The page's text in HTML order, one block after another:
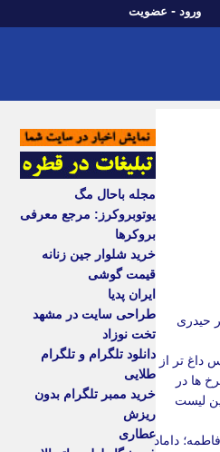
ورود - عضویت
حیدری
داغ تر از
سرخ ها در
لیست
داماد
مجله باحال مگ
یوتوبروکرز: مرجع معرفی
بروکرها
خرید شلوار جین زنانه
قیمت گوشی
ایران پدیا
طراحی سایت در مشهد
تخت نوزاد
دانلود تلگرام و تلگرام
طلایی
خرید ممبر تلگرام بدون
ریزش
عطاری